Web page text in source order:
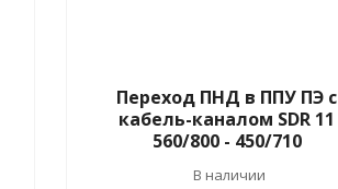
Переход ПНД в ППУ ПЭ с
кабель-каналом SDR 11
560/800 - 450/710
В наличии